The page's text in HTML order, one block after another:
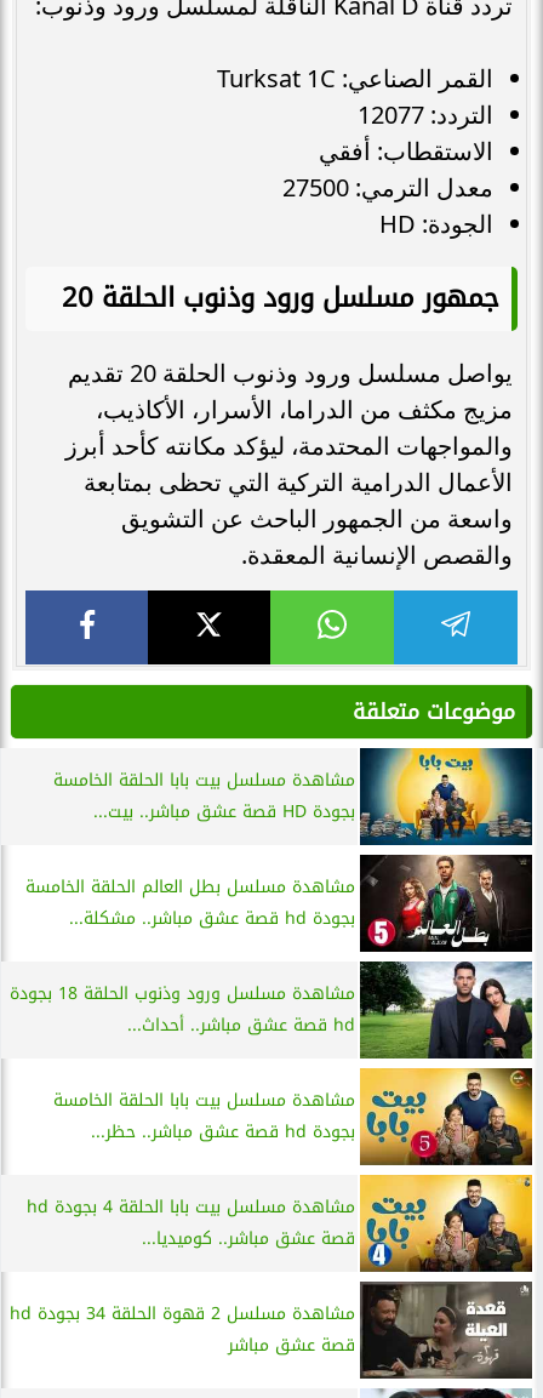
القمر الصناعي: Turksat 1C
التردد: 12077
الاستقطاب: أفقي
معدل الترمي: 27500
الجودة: HD
جمهور مسلسل ورود وذنوب الحلقة 20
يواصل مسلسل ورود وذنوب الحلقة 20 تقديم
مزيج مكثف من الدراما، الأسرار، الأكاذيب،
والمواجهات المحتدمة، ليؤكد مكانته كأحد أبرز
الأعمال الدرامية التركية التي تحظى بمتابعة
واسعة من الجمهور الباحث عن التشويق
والقصص الإنسانية المعقدة.
موضوعات متعلقة
مشاهدة مسلسل بيت بابا الحلقة الخامسة
بجودة HD قصة عشق مباشر.. بيت...
مشاهدة مسلسل بطل العالم الحلقة الخامسة
بجودة hd قصة عشق مباشر.. مشكلة...
مشاهدة مسلسل ورود وذنوب الحلقة 18 بجودة
hd قصة عشق مباشر.. أحداث...
مشاهدة مسلسل بيت بابا الحلقة الخامسة
بجودة hd قصة عشق مباشر.. حظر...
مشاهدة مسلسل بيت بابا الحلقة 4 بجودة hd
قصة عشق مباشر.. كوميديا...
مشاهدة مسلسل 2 قهوة الحلقة 34 بجودة hd
قصة عشق مباشر